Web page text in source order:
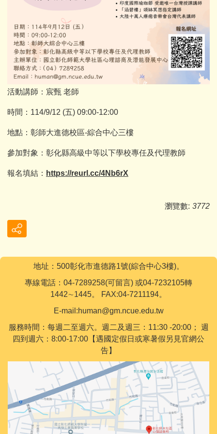
活動講師：宸甄 老師
時間：114/9/12 (五) 09:00-12:00
地點：彰師大進德校區-綜合中心三樓
參加對象：彰化縣高級中等以下學校專任及代理教師
報名填結： https://reurl.cc/4Nb6rX
瀏覽數: 3772
地址：500彰化市進德路1號(綜合中心3樓)。
專線電話：04-7289258(可留言) 或04-7232105轉
1442∼1445。 FAX:04-7211194。
E-mail:human@gm.ncue.edu.tw
服務時間：每週二至週六。週二及週三：11:30 -20:00； 週
四到週六：8:00-17:00【遇國定假日或寒暑假另見官網公
告】